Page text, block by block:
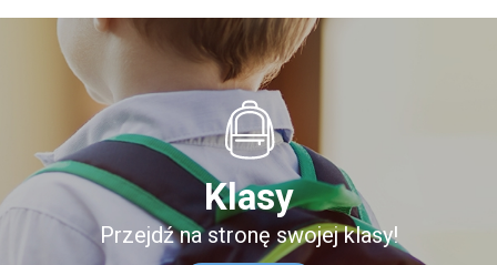
Klasy
Przejdź na stronę swojej klasy!